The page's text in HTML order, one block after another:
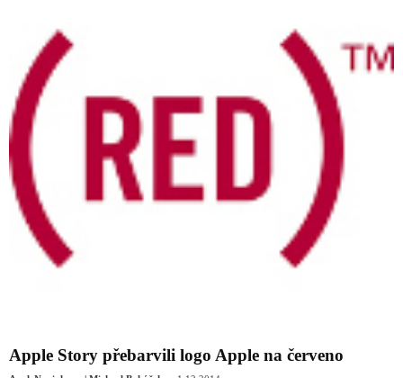
Apple Story přebarvili logo Apple na červeno